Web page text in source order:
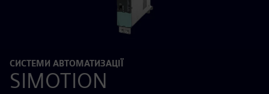
СИСТЕМИ АВТОМАТИЗАЦІЇ
SIMOTION